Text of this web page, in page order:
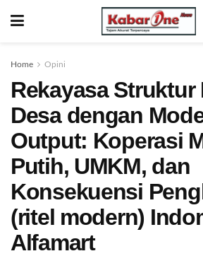
Home Opini
Rekayasa Struktur
Desa dengan
Output: Koperasi
Putih, UMKM, dan
Konsekuensi
(ritel modern)
Alfamart